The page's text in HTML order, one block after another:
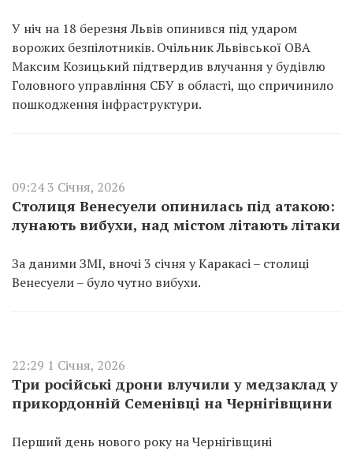
У ніч на 18 березня Львів опинився під ударом
ворожих безпілотників. Очільник Львівської ОВА
Максим Козицький підтвердив влучання у будівлю
Головного управління СБУ в області, що спричинило
пошкодження інфраструктури.
09:24 3 Січня, 2026
Столиця Венесуели опинилась під атакою:
лунають вибухи, над містом літають літаки
За даними ЗМІ, вночі 3 січня у Каракасі – столиці
Венесуели – було чутно вибухи.
22:29 1 Січня, 2026
Три російські дрони влучили у медзаклад у
прикордонній Семенівці на Чернігівщини
Перший день нового року на Чернігівщині